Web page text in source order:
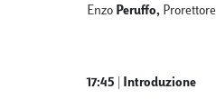
Enzo Peruffo,
17:45 | Introduzione